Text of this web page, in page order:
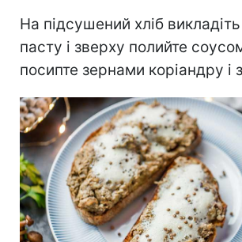
На підсушений хліб
пасту і зверху полийте
посипте зернами коріандру і